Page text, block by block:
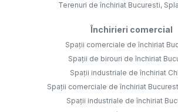
Terenuri de închiriat Bucuresti,
Închirieri comercial
Spații comerciale de închiriat
Spații de birouri de închiriat
Spații industriale de închiriat
Spații comerciale de închiriat
Spații industriale de închiriat